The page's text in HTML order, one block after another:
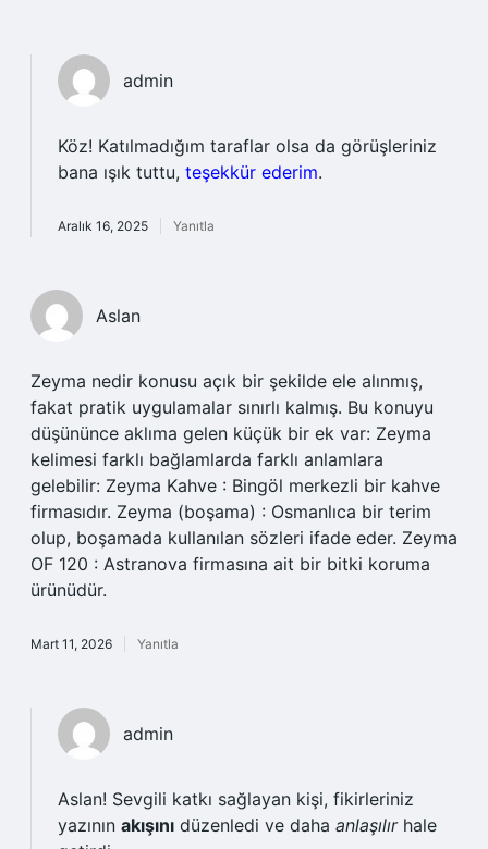
admin
Köz! Katılmadığım taraflar olsa da görüşleriniz
bana ışık tuttu, teşekkür ederim.
Aralık 16, 2025 Yanıtla
Aslan
Zeyma nedir konusu açık bir şekilde ele alınmış,
fakat pratik uygulamalar sınırlı kalmış. Bu konuyu
düşününce aklıma gelen küçük bir ek var: Zeyma
kelimesi farklı bağlamlarda farklı anlamlara
gelebilir: Zeyma Kahve : Bingöl merkezli bir kahve
firmasıdır. Zeyma (boşama) : Osmanlıca bir terim
olup, boşamada kullanılan sözleri ifade eder. Zeyma
OF 120 : Astranova firmasına ait bir bitki koruma
ürünüdür.
Mart 11, 2026 Yanıtla
admin
Aslan! Sevgili katkı sağlayan kişi, fikirleriniz
yazının akışını düzenledi ve daha anlaşılırhale